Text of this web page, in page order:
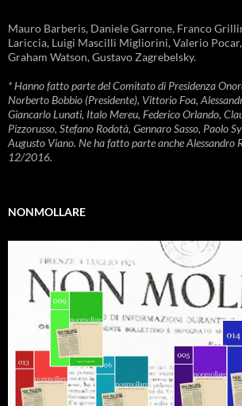
Mauro Barberis, Daniele Garrone, Franco
Lariccia, Luigi Mascilli Migliorini, Valerio
Graham Watson, Gustavo Zagrebelsky.
* Hanno fatto parte del Comitato di Presidenza
Norberto Bobbio (Presidente), Vittorio Foa,
Giancarlo Lunati, Italo Mereu, Federico Orlando,
Pizzorusso, Stefano Rodotà, Gennaro Sasso, Paolo
Augusto Viano. Ne ha fatto parte anche Alessandro
12/2016.
NONMOLLARE